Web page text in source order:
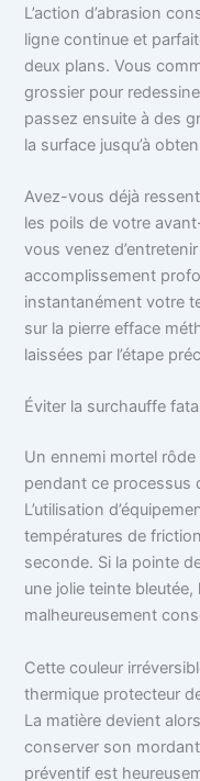
L’action d’abrasion
ligne continue et
deux plans. Vous
grossier pour
passez ensuite à des
la surface jusqu’à
Avez-vous déjà
les poils de votre
vous venez
accomplissement
instantanément votre
sur la pierre efface
laissées par l’étape
Éviter la surchauffe
Un ennemi mortel
pendant ce processus
L’utilisation
températures de
seconde. Si la pointe
une jolie teinte
malheureusement
Cette couleur
thermique protecteur
La matière devient
conserver son
préventif est